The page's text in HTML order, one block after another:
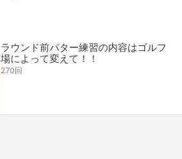
ラウンド前パター練習の内容はゴルフ
場によって変えて！！
270回